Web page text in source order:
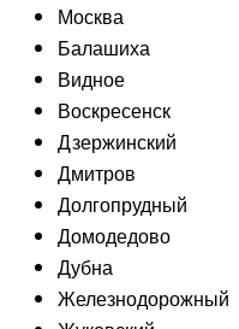
Москва
Балашиха
Видное
Воскресенск
Дзержинский
Дмитров
Долгопрудный
Домодедово
Дубна
Железнодорожный